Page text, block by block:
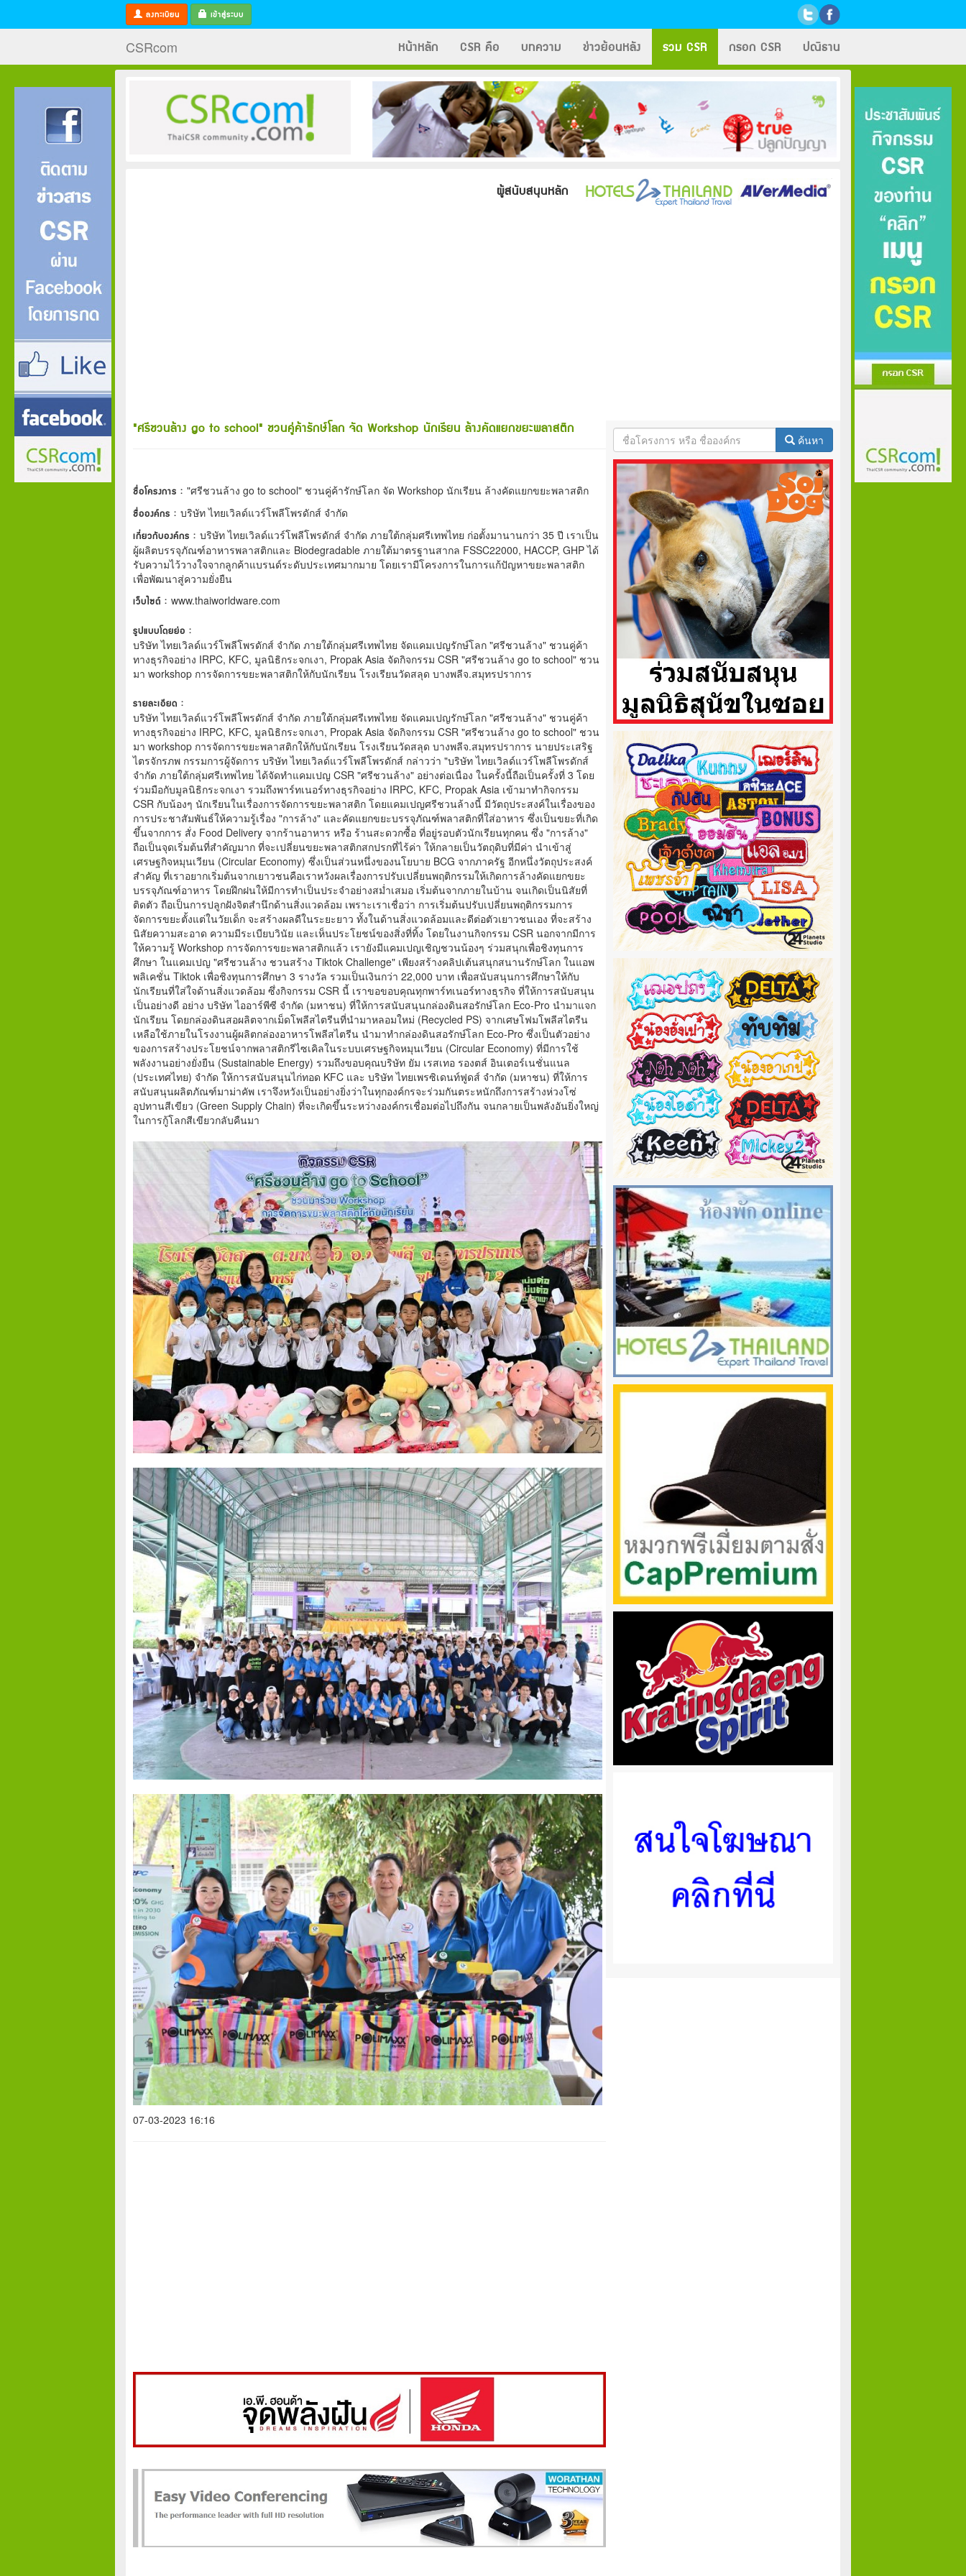
ลงทะเบียน เข้าสู่ระบบ
CSRcom หน้าหลัก CSR คือ บทความ ข่าวย้อนหลัง รวม CSR กรอก CSR ปณิธาน
ผู้สนับสนุนหลัก
"ศรีชวนล้าง go to school" ชวนคู่ค้ารักษ์โลก จัด Workshop นักเรียน ล้างคัดแยกขยะพลาสติก
ชื่อโครงการ : "ศรีชวนล้าง go to school" ชวนคู่ค้ารักษ์โลก จัด Workshop นักเรียน ล้างคัดแยกขยะพลาสติก
ชื่อองค์กร : บริษัท ไทยเวิลด์แวร์โพลีโพรดักส์ จำกัด
เกี่ยวกับองค์กร : บริษัท ไทยเวิลด์แวร์โพลีโพรดักส์ จำกัด ภายใต้กลุ่มศรีเทพไทย ก่อตั้งมานานกว่า 35 ปี เราเป็น
ผู้ผลิตบรรจุภัณฑ์อาหารพลาสติกและ Biodegradable ภายใต้มาตรฐานสากล FSSC22000, HACCP, GHP ได้
รับความไว้วางใจจากลูกค้าแบรนด์ระดับประเทศมากมาย โดยเรามีโครงการในการแก้ปัญหาขยะพลาสติก
เพื่อพัฒนาสู่ความยั่งยืน
เว็บไซต์ : www.thaiworldware.com
รูปแบบโดยย่อ :
บริษัท ไทยเวิลด์แวร์โพลีโพรดักส์ จำกัด ภายใต้กลุ่มศรีเทพไทย จัดแคมเปญรักษ์โลก "ศรีชวนล้าง" ชวนคู่ค้า
ทางธุรกิจอย่าง IRPC, KFC, มูลนิธิกระจกเงา, Propak Asia จัดกิจกรรม CSR "ศรีชวนล้าง go to school" ชวน
มา workshop การจัดการขยะพลาสติกให้กับนักเรียน โรงเรียนวัดสลุด บางพลีจ.สมุทรปราการ
รายละเอียด :
บริษัท ไทยเวิลด์แวร์โพลีโพรดักส์ จำกัด ภายใต้กลุ่มศรีเทพไทย จัดแคมเปญรักษ์โลก "ศรีชวนล้าง" ชวนคู่ค้า
ทางธุรกิจอย่าง IRPC, KFC, มูลนิธิกระจกเงา, Propak Asia จัดกิจกรรม CSR "ศรีชวนล้าง go to school" ชวน
มา workshop การจัดการขยะพลาสติกให้กับนักเรียน โรงเรียนวัดสลุด บางพลีจ.สมุทรปราการ นายประเสริฐ
ไตรจักรภพ กรรมการผู้จัดการ บริษัท ไทยเวิลด์แวร์โพลีโพรดักส์ กล่าวว่า "บริษัท ไทยเวิลด์แวร์โพลีโพรดักส์
จำกัด ภายใต้กลุ่มศรีเทพไทย ได้จัดทำแคมเปญ CSR "ศรีชวนล้าง" อย่างต่อเนื่อง ในครั้งนี้ถือเป็นครั้งที่ 3 โดย
ร่วมมือกับมูลนิธิกระจกเงา รวมถึงพาร์ทเนอร์ทางธุรกิจอย่าง IRPC, KFC, Propak Asia เข้ามาทำกิจกรรม
CSR กับน้องๆ นักเรียนในเรื่องการจัดการขยะพลาสติก โดยแคมเปญศรีชวนล้างนี้ มีวัตถุประสงค์ในเรื่องของ
การประชาสัมพันธ์ให้ความรู้เรื่อง "การล้าง" และคัดแยกขยะบรรจุภัณฑ์พลาสติกที่ใส่อาหาร ซึ่งเป็นขยะที่เกิด
ขึ้นจากการ สั่ง Food Delivery จากร้านอาหาร หรือ ร้านสะดวกซื้อ ที่อยู่รอบตัวนักเรียนทุกคน ซึ่ง "การล้าง"
ถือเป็นจุดเริ่มต้นที่สำคัญมาก ที่จะเปลี่ยนขยะพลาสติกสกปรกที่ไร้ค่า ให้กลายเป็นวัตถุดิบที่มีค่า นำเข้าสู่
เศรษฐกิจหมุนเวียน (Circular Economy) ซึ่งเป็นส่วนหนึ่งของนโยบาย BCG จากภาครัฐ อีกหนึ่งวัตถุประสงค์
สำคัญ ที่เราอยากเริ่มต้นจากเยาวชนคือเราหวังผลเรื่องการปรับเปลี่ยนพฤติกรรมให้เกิดการล้างคัดแยกขยะ
บรรจุภัณฑ์อาหาร โดยฝึกฝนให้มีการทำเป็นประจำอย่างสม่ำเสมอ เริ่มต้นจากภายในบ้าน จนเกิดเป็นนิสัยที่
ติดตัว ถือเป็นการปลูกฝังจิตสำนึกด้านสิ่งแวดล้อม เพราะเราเชื่อว่า การเริ่มต้นปรับเปลี่ยนพฤติกรรมการ
จัดการขยะตั้งแต่ในวัยเด็ก จะสร้างผลดีในระยะยาว ทั้งในด้านสิ่งแวดล้อมและดีต่อตัวเยาวชนเอง ที่จะสร้าง
นิสัยความสะอาด ความมีระเบียบวินัย และเห็นประโยชน์ของสิ่งที่ทิ้ง โดยในงานกิจกรรม CSR นอกจากมีการ
ให้ความรู้ Workshop การจัดการขยะพลาสติกแล้ว เรายังมีแคมเปญเชิญชวนน้องๆ ร่วมสนุกเพื่อชิงทุนการ
ศึกษา ในแคมเปญ "ศรีชวนล้าง ชวนสร้าง Tiktok Challenge" เพียงสร้างคลิปเต้นสนุกสนานรักษ์โลก ในแอพ
พลิเคชั่น Tiktok เพื่อชิงทุนการศึกษา 3 รางวัล รวมเป็นเงินกว่า 22,000 บาท เพื่อสนับสนุนการศึกษาให้กับ
นักเรียนที่ใส่ใจด้านสิ่งแวดล้อม ซึ่งกิจกรรม CSR นี้ เราขอขอบคุณทุกพาร์ทเนอร์ทางธุรกิจ ที่ให้การสนับสนุน
เป็นอย่างดี อย่าง บริษัท ไออาร์พีซี จำกัด (มหาชน) ที่ให้การสนับสนุนกล่องดินสอรักษ์โลก Eco-Pro นำมาแจก
นักเรียน โดยกล่องดินสอผลิตจากเม็ดโพลีสไตรีนที่นำมาหลอมใหม่ (Recycled PS) จากเศษโฟมโพลีสไตรีน
เหลือใช้ภายในโรงงานผู้ผลิตกล่องอาหารโพลีสไตรีน นำมาทำกล่องดินสอรักษ์โลก Eco-Pro ซึ่งเป็นตัวอย่าง
ของการสร้างประโยชน์จากพลาสติกรีไซเคิลในระบบเศรษฐกิจหมุนเวียน (Circular Economy) ที่มีการใช้
พลังงานอย่างยั่งยืน (Sustainable Energy) รวมถึงขอบคุณบริษัท ยัม เรสเทอ รองตส์ อินเตอร์เนชั่นแนล
(ประเทศไทย) จำกัด ให้การสนับสนุนไก่ทอด KFC และ บริษัท ไทยเพรซิเดนท์ฟูดส์ จํากัด (มหาชน) ที่ให้การ
สนับสนุนผลิตภัณฑ์มาม่าคัพ เราจึงหวังเป็นอย่างยิ่งว่าในทุกองค์กรจะร่วมกันตระหนักถึงการสร้างห่วงโซ่
อุปทานสีเขียว (Green Supply Chain) ที่จะเกิดขึ้นระหว่างองค์กรเชื่อมต่อไปถึงกัน จนกลายเป็นพลังอันยิ่งใหญ่
ในการกู้โลกสีเขียวกลับคืนมา
07-03-2023 16:16
ค้นหา